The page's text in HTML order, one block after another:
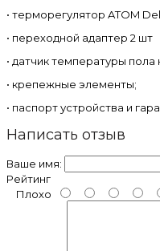
• терморегулятор ATOM
• переходной адаптер 2 шт
• датчик температуры
• крепежные элементы;
• паспорт устройства и
Написать отзыв
Ваше имя:
Рейтинг
Плохо